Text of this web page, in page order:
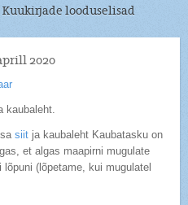
Kuukirjade looduselisad
2020
kaubaleht.
siit ja kaubaleht Kaubatasku on
et algas maapirni mugulate
(lõpetame, kui mugulatel